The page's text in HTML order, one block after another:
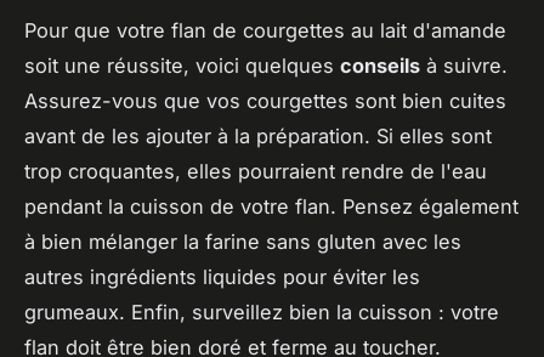
Pour que votre flan de courgettes au lait d'amande
soit une réussite, voici quelques conseils à suivre.
Assurez-vous que vos courgettes sont bien cuites
avant de les ajouter à la préparation. Si elles sont
trop croquantes, elles pourraient rendre de l'eau
pendant la cuisson de votre flan. Pensez également
à bien mélanger la farine sans gluten avec les
autres ingrédients liquides pour éviter les
grumeaux. Enfin, surveillez bien la cuisson : votre
flan doit être bien doré et ferme au toucher.